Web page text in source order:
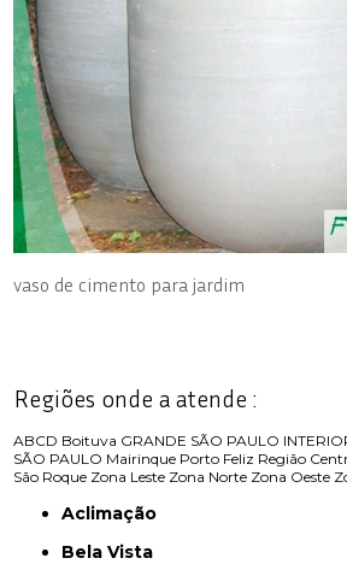
vaso de cimento para jardim
Regiões onde a atende :
ABCD Boituva GRANDE SÃO PAULO
SÃO PAULO Mairinque Porto Feliz Região
São Roque Zona Leste Zona Norte Zona Oeste
Aclimação
Bela Vista